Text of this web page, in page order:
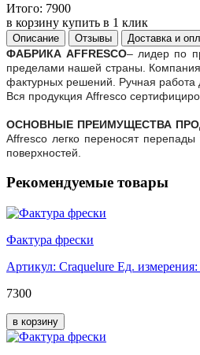
Итого: 7900
в корзину купить в 1 клик
Описание Отзывы Доставка и
ФАБРИКА AFFRESCO– лидер по
пределами нашей страны.
фактурных решений. Ручная работа
Вся продукция Affresco
ОСНОВНЫЕ ПРЕИМУЩЕСТВА
Affresco легко переносят
поверхностей.
Рекомендуемые товары
Фактура фрески
Артикул: Craquelure Ед.
7300
в корзину